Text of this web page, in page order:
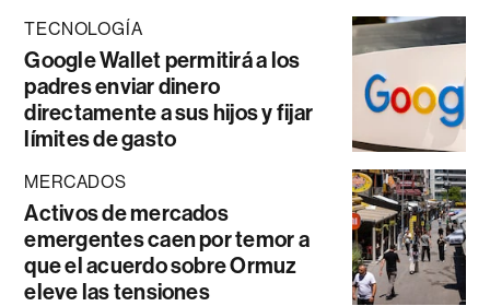
TECNOLOGÍA
Google Wallet permitirá a los
padres enviar dinero
directamente a sus hijos y fijar
límites de gasto
MERCADOS
Activos de mercados
emergentes caen por temor a
que el acuerdo sobre Ormuz
eleve las tensiones